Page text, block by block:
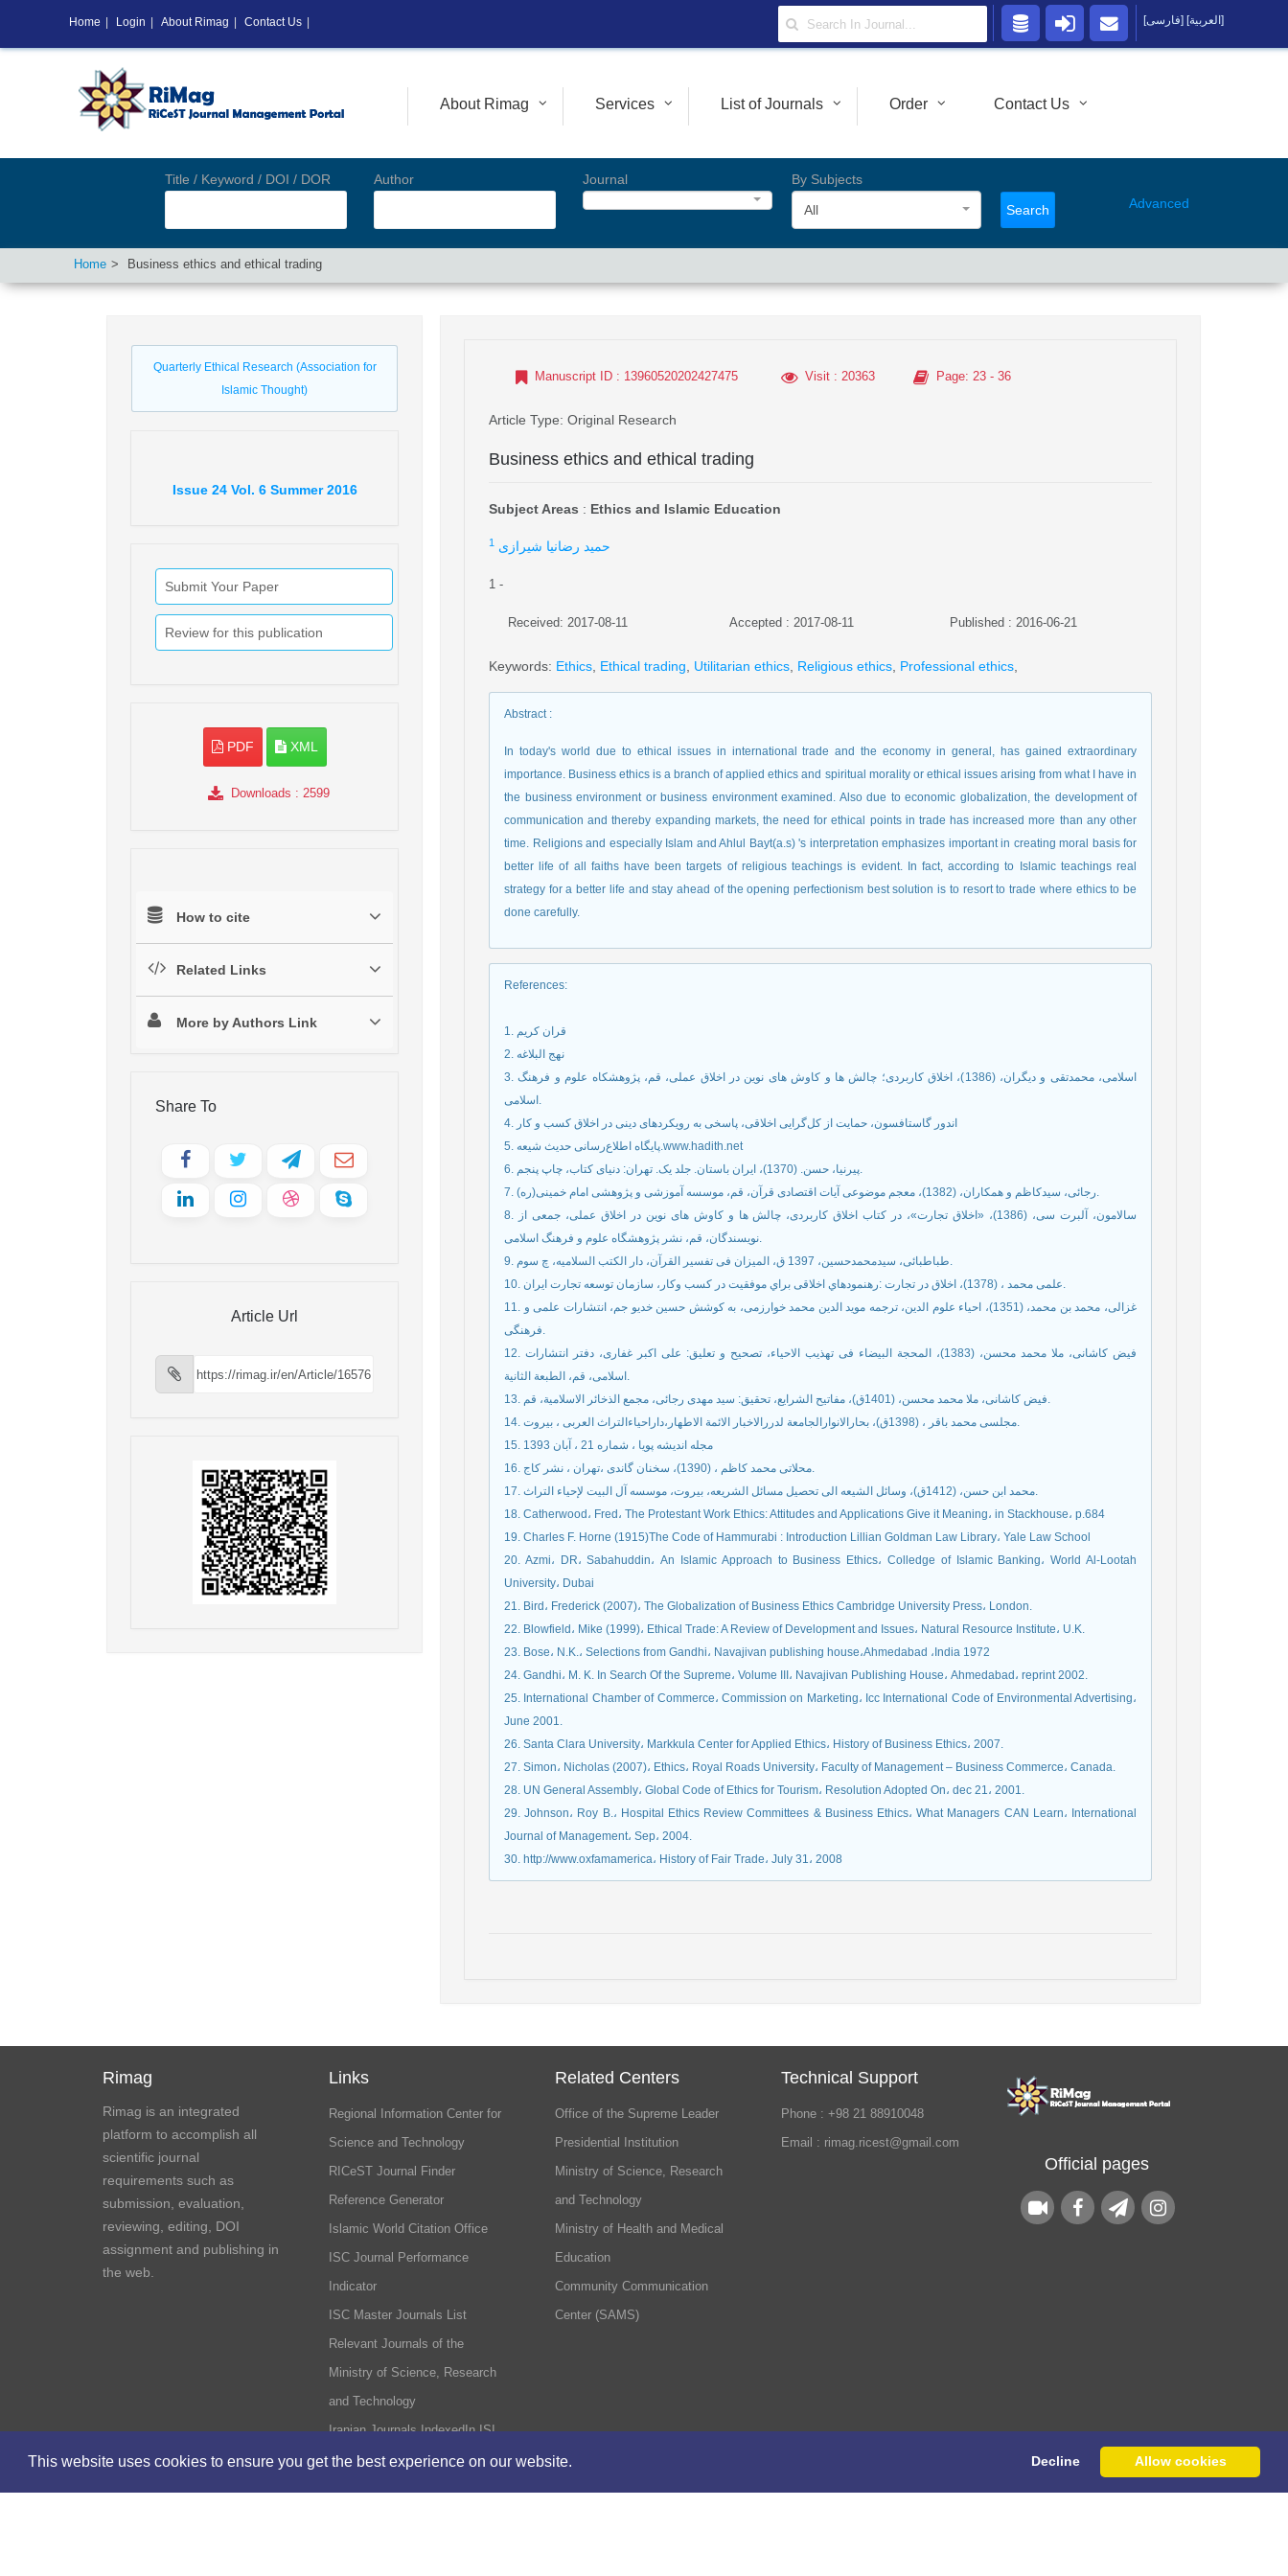
This website uses cookies to ensure you get the best experience on our website. Decline Allow cookies
About Rimag Services List of Journals Order Contact Us
Title / Keyword / DOI / DOR Author Journal
By Subjects
All
Search Advanced
Home Business ethics and ethical trading
Quarterly Ethical Research (Association for
Islamic Thought)
Issue24 Vol. 6 Summer 2016
Submit Your Paper
Review for this publication
PDF XML
Downloads : 2599
How to cite
Related Links
More by Authors Link
Share To
Article Url
Manuscript ID : 13960520202427475 Visit: 20363 Page: 23 - 36
Article Type: Original Research
Business ethics and ethical trading
Subject Areas : Ethics and Islamic Education
حمید رضانیا شیرازی 1
1 -
Received: 2017-08-11 Accepted : 2017-08-11 Published : 2016-06-21
Keywords: Ethics Ethical trading Utilitarian ethics Religious ethics Professional ethics
Abstract:
In today's world due to ethical issues in international trade and the economy in general, has gained extraordinary
importance. Business ethics is a branch of applied ethics and spiritual morality or ethical issues arising from what I have in
the business environment or business environment examined. Also due to economic globalization, the development of
communication and thereby expanding markets, the need for ethical points in trade has increased more than any other
time. Religions and especially Islam and Ahlul Bayt(a.s) 's interpretation emphasizes important in creating moral basis for
better life of all faiths have been targets of religious teachings is evident. In fact, according to Islamic teachings real
strategy for a better life and stay ahead of the opening perfectionism best solution is to resort to trade where ethics to be
done carefully.
References:
1. قران کریم
2. نهج البلاغه
3. اسلامی، محمدتقی و دیگران، (1386)، اخلاق کاربردی؛ چالش ها و کاوش های نوین در اخلاق عملی، قم، پژوهشکاه علوم و فرهنگ
اسلامی.
4. اندور گاستافسون، حمایت از کل‌گرایی اخلاقی، پاسخی به رویکرد‌های دینی در اخلاق کسب و کار
5. پایگاه اطلاع‌رسانی حدیث شیعه.www.hadith.net
6. پیرنیا، حسن. (1370)، ایران باستان. جلد یک. تهران: دنیای کتاب، چاپ پنجم.
7. رجائی، سیدکاظم و همکاران، (1382)، معجم موضوعی آیات اقتصادی قرآن، قم، موسسه آموزشی و پژوهشی امام خمینی(ره).
8. سالامون، آلبرت سی، (1386)، «اخلاق تجارت»، در کتاب اخلاق کاربردی، چالش ها و کاوش های نوین در اخلاق عملی، جمعی از
نویسندگان، قم، نشر پژوهشگاه علوم و فرهنگ اسلامی.
9. طباطبائی، سیدمحمدحسین، 1397 ق، المیزان فی تفسیر القرآن، دار الکتب السلامیه، چ سوم.
10. علمی محمد ، (1378)، اخلاق در تجارت :رهنمودهاي اخلاقی براي موفقیت در کسب وکار، سازمان توسعه تجارت ایران.
11. غزالی، محمد بن محمد، (1351)، احیاء علوم الدین، ترجمه موید الدین محمد خوارزمی، به کوشش حسین خدیو جم، انتشارات علمی و
فرهنگی.
12. فیض کاشانی، ملا محمد محسن، (1383)، المحجة البیضاء فی تهذیب الاحیاء، تصحیح و تعلیق: علی اکبر غفاری، دفتر انتشارات
اسلامی، قم، الطبعة الثانیة.
13. فیض کاشانی، ملا محمد محسن، (1401ق)، مفاتیح الشرایع، تحقیق: سید مهدی رجائی، مجمع الذخائر الاسلامیة، قم.
14. مجلسی محمد باقر ، (1398ق)، بحارالانوارالجامعة لدررالاخبار الائمة الاطهار،داراحیاءالتراث العربی ، بیروت.
15. مجله اندیشه پویا ، شماره 21 ، آبان 1393
16. محلاتی محمد کاظم ، (1390)، سخنان گاندی ،تهران ، نشر کاج.
17. محمد ابن حسن، (1412ق)، وسائل الشیعه الی تحصیل مسائل الشریعه، بیروت، موسسه آل البیت لإحیاء التراث.
18. Catherwood، Fred، The Protestant Work Ethics: Attitudes and Applications Give it Meaning، in Stackhouse، p.684
19. Charles F. Horne (1915)The Code of Hammurabi : Introduction Lillian Goldman Law Library، Yale Law School
20. Azmi، DR، Sabahuddin، An Islamic Approach to Business Ethics، Colledge of Islamic Banking، World Al-Lootah
University، Dubai
21. Bird، Frederick (2007)، The Globalization of Business Ethics Cambridge University Press، London.
22. Blowfield، Mike (1999)، Ethical Trade: A Review of Development and Issues، Natural Resource Institute، U.K.
23. Bose، N.K.، Selections from Gandhi، Navajivan publishing house،Ahmedabad ،India 1972
24. Gandhi، M. K. In Search Of the Supreme، Volume III، Navajivan Publishing House، Ahmedabad، reprint 2002.
25. International Chamber of Commerce، Commission on Marketing، Icc International Code of Environmental Advertising،
June 2001.
26. Santa Clara University، Markkula Center for Applied Ethics، History of Business Ethics، 2007.
27. Simon، Nicholas (2007)، Ethics، Royal Roads University، Faculty of Management – Business Commerce، Canada.
28. UN General Assembly، Global Code of Ethics for Tourism، Resolution Adopted On، dec 21، 2001.
29. Johnson، Roy B.، Hospital Ethics Review Committees & Business Ethics، What Managers CAN Learn، International
Journal of Management، Sep، 2004.
30. http://www.oxfamamerica، History of Fair Trade، July 31، 2008
Rimag
Rimag is an integrated
platform to accomplish all
scientific journal
requirements such as
submission, evaluation,
reviewing, editing, DOI
assignment and publishing in
the web.
Links
Regional Information Center for
Science and Technology
RICeST Journal Finder
Reference Generator
Islamic World Citation Office
ISC Journal Performance
Indicator
ISC Master Journals List
Relevant Journals of the
Ministry of Science, Research
and Technology
Iranian Journals IndexedIn ISI
Related Centers
Office of the Supreme Leader
Presidential Institution
Ministry of Science, Research
and Technology
Ministry of Health and Medical
Education
Community Communication
Center (SAMS)
Technical Support
Phone : +98 21 88910048
Email : rimag.ricest@gmail.com
Official pages
Home Login About Rimag Contact Us [فارسی] [العربية]